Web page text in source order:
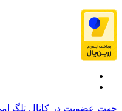
جهت عضویت در کانال